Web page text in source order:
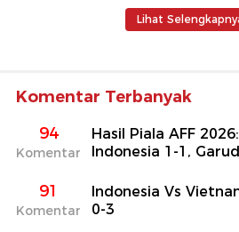
Lihat
Komentar Terbanyak
94
Komentar
Hasil Piala AFF
Indonesia 1-1,
91
Komentar
Indonesia Vs
0-3